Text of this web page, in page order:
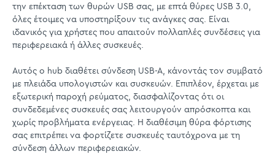
την επέκταση των θυρών USB σας, με επτά θύρες USB 3.0,
όλες έτοιμες να υποστηρίξουν τις ανάγκες σας. Είναι
ιδανικός για χρήστες που απαιτούν πολλαπλές συνδέσεις για
περιφερειακά ή άλλες συσκευές.
Αυτός ο hub διαθέτει σύνδεση USB-A, κάνοντάς τον συμβατό
με πλειάδα υπολογιστών και συσκευών. Επιπλέον, έρχεται με
εξωτερική παροχή ρεύματος, διασφαλίζοντας ότι οι
συνδεδεμένες συσκευές σας λειτουργούν απρόσκοπτα και
χωρίς προβλήματα ενέργειας. Η διαθέσιμη θύρα φόρτισης
σας επιτρέπει να φορτίζετε συσκευές ταυτόχρονα με τη
σύνδεση άλλων περιφερειακών.